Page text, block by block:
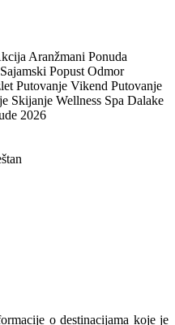
Aranžmani Ponuda
Popust Odmor
Putovanje Vikend Putovanje
Skijanje Wellness Spa Dalake
2026
o destinacijama koje je